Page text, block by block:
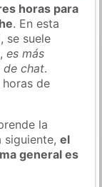
horas para
. En esta
se suele
es más
de chat.
de
la
siguiente,el
general es